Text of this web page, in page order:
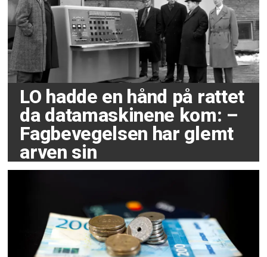
LO hadde en hånd på rattet
da datamaskinene kom: –
Fagbevegelsen har glemt
arven sin